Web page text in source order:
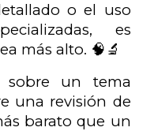
o el uso
es
más alto. 🧠🔬
sobre un tema
una revisión de
barato que un